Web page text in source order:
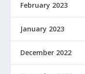
February 2023
January 2023
December 2022